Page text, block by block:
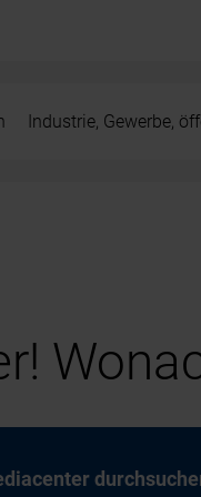
Industrie, Gewerbe,